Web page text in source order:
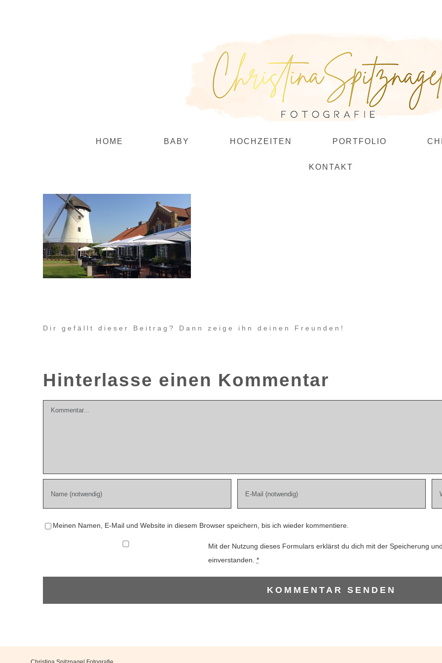
HOME BABY HOCHZEITEN PORTFOLIO
KONTAKT
Dir gefällt dieser Beitrag? Dann zeige ihn deinen Freunden!
Hinterlasse einen Kommentar
Kommentar
Meinen Namen, E-Mail und Website in diesem Browser speichern, bis ich wieder kommentiere.
Mit der Nutzung dieses Formulars erklärst du dich mit der Speicherung
einverstanden. *